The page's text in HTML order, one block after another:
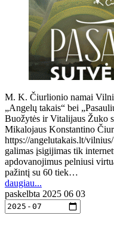
M. K. Čiurlionio namai
„Angelų takais“ bei
Buožytės ir Vitalijaus Žuko
Mikalojaus Konstantino
https://angelutakais.lt/
galimas įsigijimas tik
apdovanojimus pelniusi
pažintį su 60 tiek…
daugiau...
paskelbta 2025 06 03